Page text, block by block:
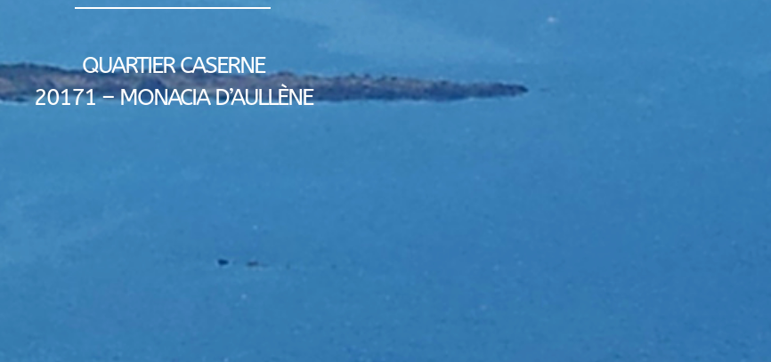
QUARTIER CASERNE
20171 – MONACIA D’AULLÈNE